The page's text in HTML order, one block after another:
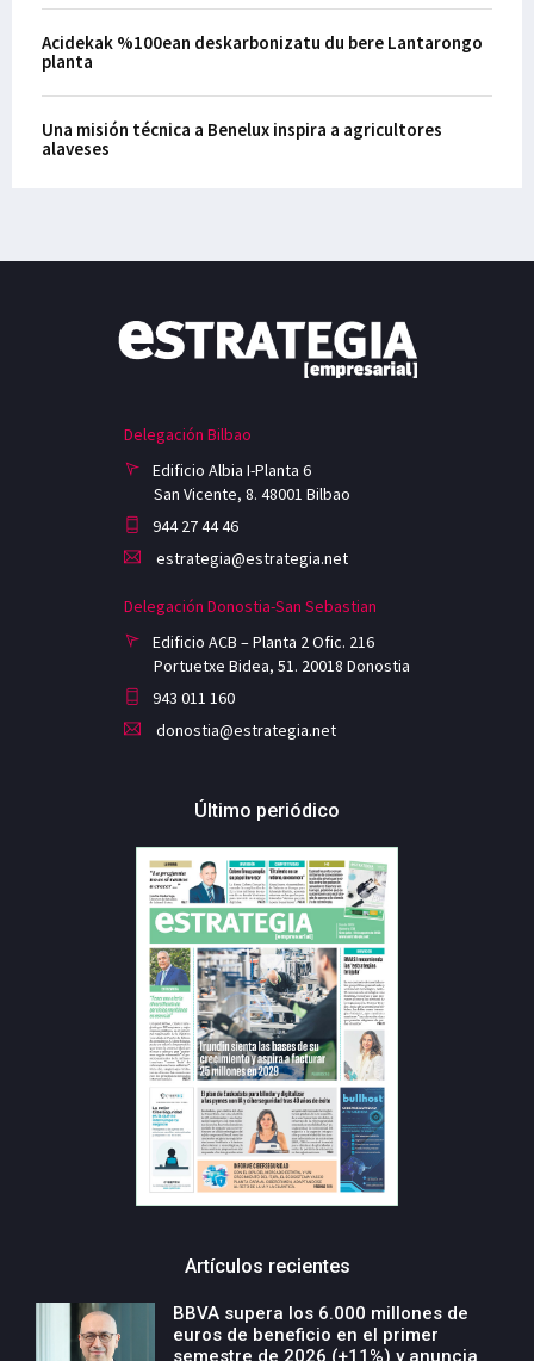
Acidekak %100ean deskarbonizatu du bere Lantarongo
planta
Una misión técnica a Benelux inspira a agricultores
alaveses
Delegación Bilbao
Edificio Albia I-Planta 6
San Vicente, 8. 48001 Bilbao
944 27 44 46
estrategia@estrategia.net
Delegación Donostia-San Sebastian
Edificio ACB – Planta 2 Ofic. 216
Portuetxe Bidea, 51. 20018 Donostia
943 011 160
donostia@estrategia.net
Último periódico
Artículos recientes
BBVA supera los 6.000 millones de
euros de beneficio en el primer
semestre de 2026 (+11%) y anuncia